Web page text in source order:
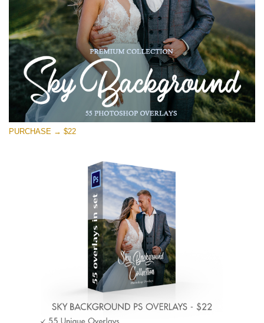
無料ダウンロード
PURCHASE → $22